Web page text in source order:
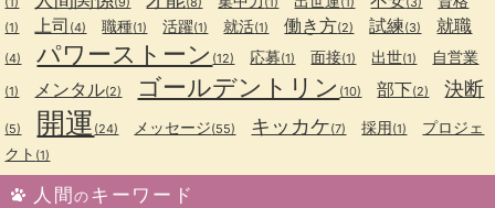
(1) 上司 (4) 職種(1) 活躍(1) 就活(1) 働き方(2) 試練(3) 就職
(4) パワーストーン (12) 応募(1) 面接(1) 出世(1) 自営業
(1) メンタル(2) ゴールデントリン (10) 部下(2) 決断
(5) 開運 (24) メッセージ(55) キッカケ(7) 採用(1)
プロジェ
クト (1)
人間のキーワード